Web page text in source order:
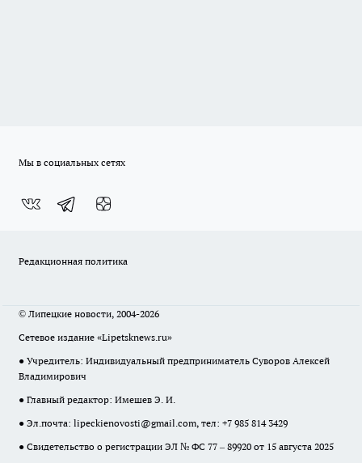
Мы в социальных сетях
Редакционная политика
© Липецкие новости, 2004-2026
Сетевое издание «Lipetsknews.ru»
● Учредитель: Индивидуальный предприниматель Суворов Алексей
Владимирович
● Главный редактор: Имешев Э. И.
● Эл.почта: lipeckienovosti@gmail.com, тел: +7 985 814 3429
● Свидетельство о регистрации ЭЛ № ФС 77 – 89920 от 15 августа 2025